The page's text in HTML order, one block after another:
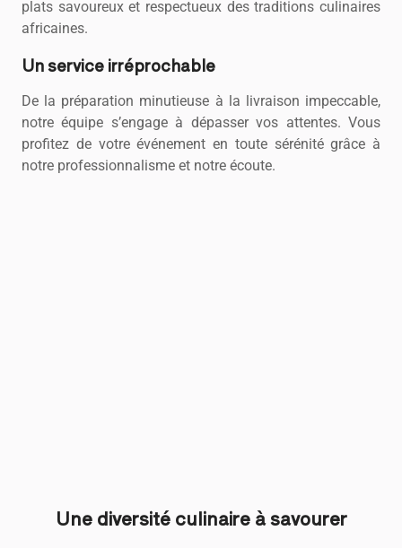
plats savoureux et respectueux des traditions culinaires
africaines.
Un service irréprochable
De la préparation minutieuse à la livraison impeccable,
notre équipe s’engage à dépasser vos attentes. Vous
profitez de votre événement en toute sérénité grâce à
notre professionnalisme et notre écoute.
Une diversité culinaire à savourer